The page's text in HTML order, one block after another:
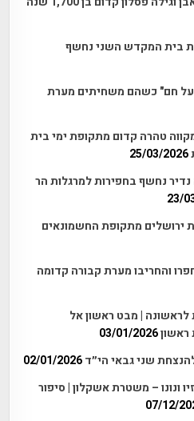
בית המקדש השני נחשף
"על חם" כשהם משחיתים מערת
טהרה קדום מתקופת ימי בית
25/03/2026
נדיר נחשף בחפירות למרגלות הר
23/
מתקופת החשמונאים
והחריבו מערת קבורה קדומה
| מבט ראשון אל
03/01/2026
שני גבאי הי״ד 02/01/2026
ונונו – משטרת אשקלון | סיפור
07/12/